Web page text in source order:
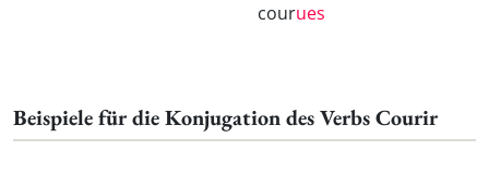
courues
Beispiele für die Konjugation des Verbs Courir